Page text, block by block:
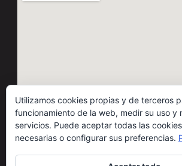
Utilizamos cookies propias y de terceros
funcionamiento de la web, medir su uso y
servicios. Puede aceptar todas las
necesarias o configurar sus preferencias.